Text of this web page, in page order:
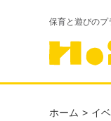
保育と遊びのプ
ホーム イ